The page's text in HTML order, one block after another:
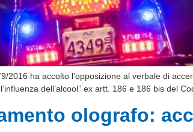
2016 ha accolto l’opposizione al verbale di
dell’alcool” ex artt. 186 e 186 bis del
olografo: